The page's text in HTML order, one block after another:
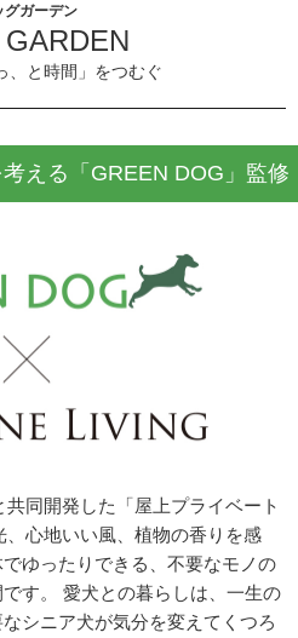
グガーデン
、と時間」をつむぐ
える「GREEN DOG」監修
同開発した「屋上プライベート
心地いい風、植物の香りを感
ゆったりできる、不要なモノの
す。 愛犬との暮らしは、一生の
シニア犬が気分を変えてくつろ